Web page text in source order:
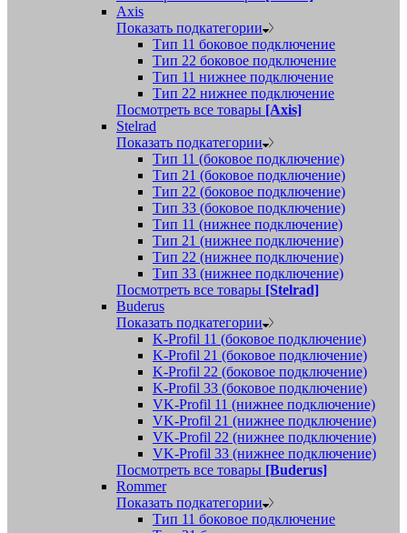
Axis
Показать подкатегории
Тип 11 боковое подключение
Тип 22 боковое подключение
Тип 11 нижнее подключение
Тип 22 нижнее подключение
Посмотреть все товары [Axis]
Stelrad
Показать подкатегории
Tип 11 (боковое подключение)
Тип 21 (боковое подключение)
Тип 22 (боковое подключение)
Тип 33 (боковое подключение)
Тип 11 (нижнее подключение)
Тип 21 (нижнее подключение)
Тип 22 (нижнее подключение)
Тип 33 (нижнее подключение)
Посмотреть все товары [Stelrad]
Buderus
Показать подкатегории
K-Profil 11 (боковое подключение)
K-Profil 21 (боковое подключение)
K-Profil 22 (боковое подключение)
K-Profil 33 (боковое подключение)
VK-Profil 11 (нижнее подключение)
VK-Profil 21 (нижнее подключение)
VK-Profil 22 (нижнее подключение)
VK-Profil 33 (нижнее подключение)
Посмотреть все товары [Buderus]
Rommer
Показать подкатегории
Тип 11 боковое подключение